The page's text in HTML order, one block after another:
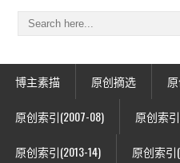
博主素描 原创摘选
原创索引(2007-08) 原创索
原创索引(2013-14) 原创索引